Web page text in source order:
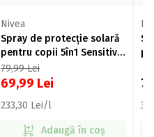
Nivea
Spray de protecție solară
pentru copii 5în1 Sensitive
Protect, SPF 50+, 270ml
79,99Lei
69,99 Lei
233,30 Lei/l
Adaugă în coș